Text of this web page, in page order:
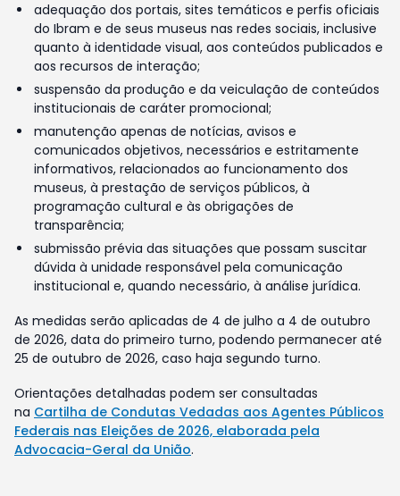
adequação dos portais, sites temáticos e perfis oficiais
do Ibram e de seus museus nas redes sociais, inclusive
quanto à identidade visual, aos conteúdos publicados e
aos recursos de interação;
suspensão da produção e da veiculação de conteúdos
institucionais de caráter promocional;
manutenção apenas de notícias, avisos e
comunicados objetivos, necessários e estritamente
informativos, relacionados ao funcionamento dos
museus, à prestação de serviços públicos, à
programação cultural e às obrigações de
transparência;
submissão prévia das situações que possam suscitar
dúvida à unidade responsável pela comunicação
institucional e, quando necessário, à análise jurídica.
As medidas serão aplicadas de 4 de julho a 4 de outubro
de 2026, data do primeiro turno, podendo permanecer até
25 de outubro de 2026, caso haja segundo turno.
Orientações detalhadas podem ser consultadas
na Cartilha de Condutas Vedadas aos Agentes Públicos
Federais nas Eleições de 2026, elaborada pela
Advocacia-Geral da União.